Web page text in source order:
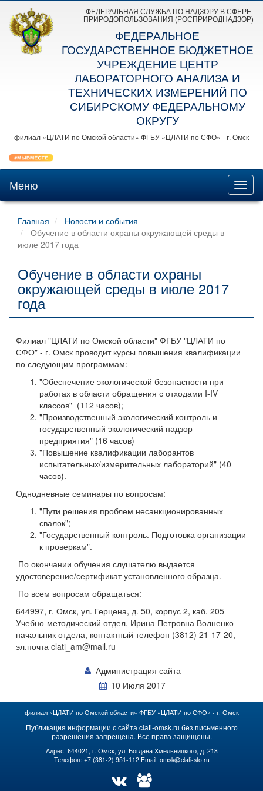
ФЕДЕРАЛЬНАЯ СЛУЖБА ПО НАДЗОРУ В СФЕРЕ
ПРИРОДОПОЛЬЗОВАНИЯ (РОСПРИРОДНАДЗОР)
ФЕДЕРАЛЬНОЕ
ГОСУДАРСТВЕННОЕ БЮДЖЕТНОЕ
УЧРЕЖДЕНИЕ ЦЕНТР
ЛАБОРАТОРНОГО АНАЛИЗА И
ТЕХНИЧЕСКИХ ИЗМЕРЕНИЙ ПО
СИБИРСКОМУ ФЕДЕРАЛЬНОМУ
ОКРУГУ
филиал «ЦЛАТИ по Омской области» ФГБУ «ЦЛАТИ по СФО» - г. Омск
Меню
Главная
Новости и события
Обучение в области охраны окружающей среды в
июле 2017 года
Обучение в области охраны
окружающей среды в июле 2017
года
Филиал "ЦЛАТИ по Омской области" ФГБУ "ЦЛАТИ по
СФО" - г. Омск проводит курсы повышения квалификации
по следующим программам:
"Обеспечение экологической безопасности при
работах в области обращения с отходами I-IV
классов" (112 часов);
"Производственный экологический контроль и
государственный экологический надзор
предприятия" (16 часов)
"Повышение квалификации лаборантов
испытательных/измерительных лабораторий" (40
часов).
Однодневные семинары по вопросам:
"Пути решения проблем несанкционированных
свалок";
"Государственный контроль. Подготовка организации
к проверкам".
По окончании обучения слушателю выдается
удостоверение/сертификат установленного образца.
По всем вопросам обращаться:
644997, г. Омск, ул. Герцена, д. 50, корпус 2, каб. 205
Учебно-методический отдел, Ирина Петровна Волненко -
начальник отдела, контактный телефон (3812) 21-17-20,
эл.почта clati_am@mail.ru
Администрация сайта
10 Июля 2017
филиал «ЦЛАТИ по Омской области» ФГБУ «ЦЛАТИ по СФО» - г. Омск
Публикация информации с сайта clati-omsk.ru без письменного
разрешения запрещена. Все права защищены.
Адрес: 644021, г. Омск, ул. Богдана Хмельницкого, д. 218
Телефон: +7 (381-2) 951-112 Email: omsk@clati-sfo.ru